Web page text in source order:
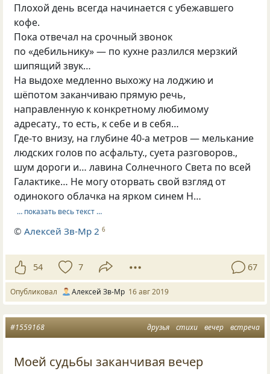
Плохой день всегда начинается с убежавшего
кофе.
Пока отвечал на срочный звонок
по «дебильнику» — по кухне разлился мерзкий
шипящий звук…
На выдохе медленно выхожу на лоджию и
шёпотом заканчиваю прямую речь,
направленную к конкретному любимому
адресату., то есть, к себе и в себя…
Где-то внизу, на глубине 40-а метров — мелькание
людских голов по асфальту., суета разговоров.,
шум дороги и… лавина Солнечного Света по всей
Галактике… Не могу оторвать свой взгляд от
одинокого облачка на ярком синем Н…
… показать весь текст …
©Алексей Зв-Mp 2 6
54 7 67
Опубликовал Алексей Зв-Mp 16 авг 2019
друзья стихи вечер встреча
#1559168
Моей судьбы заканчивая вечер